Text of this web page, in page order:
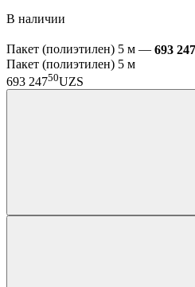
В наличии
Пакет (полиэтилен) 5 м — 693 247
Пакет (полиэтилен) 5 м
693 24750UZS